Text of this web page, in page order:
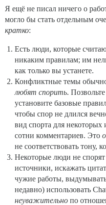
Я ещё не писал ничего о
могло бы стать отдельным
кратко:
Есть люди, которые
никаким правилам; им
как только вы устанете.
Конфликтные темы
любят спорить.
установите базовые
чтобы спор не длился
вид спорта для некоторых
сотни комментариев. Это
не соответствовать тону,
Некоторые люди не
источники, искажать
чужие работы,
недавно) использовать
неуважительно по